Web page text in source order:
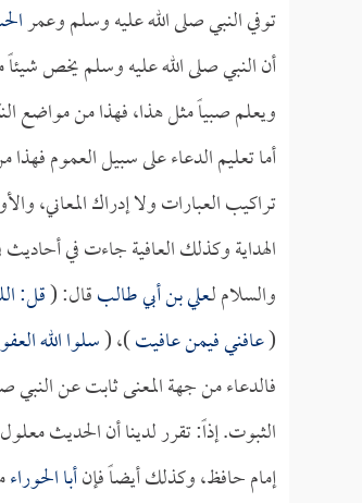
توفي النبي صلى الله عليه وسلم وعمر
أن النبي صلى الله عليه وسلم يخص
ويعلم صبياً مثل هذا، فهذا من مواضع
أما تعليم الدعاء على سبيل العموم فهذا
تراكيب العبارات ولا إدراك المعاني،
الهداية وكذلك العافية جاءت في
والسلام لـعلي بن أبي طالبقال: (قل:
(عافني فيمن عافيت)، (سلوا الله
فالدعاء من جهة المعنى ثابت عن النبي
الثبوت. إذاً: تقرر لدينا أن الحديث
إمام حافظ، وكذلك أيضاً فإنأبا الحوراء